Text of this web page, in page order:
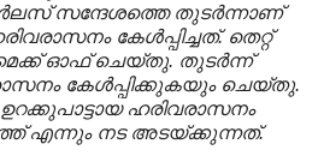
സന്ദേശത്തെ തുടര്‍ന്നാണ്
കേള്‍പ്പിച്ചത്. തെറ്റ്
ഓഫ് ചെയ്‌തു. തുടര്‍ന്ന്
കേള്‍പ്പിക്കുകയും ചെയ്‌തു.
ഹരിവരാസനം
എന്നും നട അടയ്‌ക്കുന്നത്.